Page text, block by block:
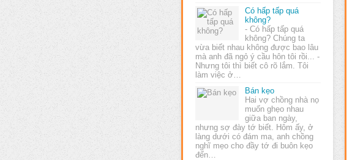
Có hấp tấp quá
không?
- Có hấp tấp quá
không? Chúng ta
vừa biết nhau không được bao lâu
mà anh đã ngỏ ý cầu hôn tôi rồi... -
Nhưng tôi thì biết cô rõ lắm. Tôi
làm việc ở…
Bán kẹo
Hai vợ chồng nhà nọ
muốn ghẹo nhau
giữa ban ngày,
nhưng sợ đày tớ biết. Hôm ấy, ở
làng dưới có đám ma, anh chồng
nghĩ mẹo cho đầy tớ đi buôn kẹo
đến…